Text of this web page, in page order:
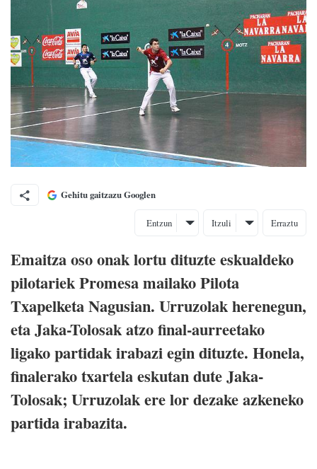
Gehitu gaitzazu Googlen
Entzun Itzuli Erraztu
Emaitza oso onak lortu dituzte eskualdeko
pilotariek Promesa mailako Pilota
Txapelketa Nagusian. Urruzolak herenegun,
eta Jaka-Tolosak atzo final-aurreetako
ligako partidak irabazi egin dituzte. Honela,
finalerako txartela eskutan dute Jaka-
Tolosak; Urruzolak ere lor dezake azkeneko
partida irabazita.